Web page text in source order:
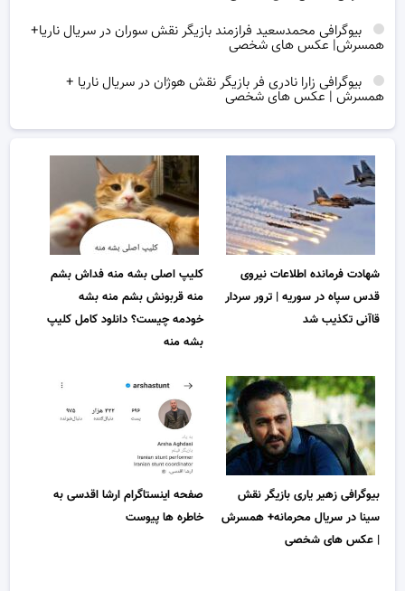
بیوگرافی محمدسعید فرازمند بازیگر نقش سوران در سریال ناریا+
همسرش| عکس های شخصی
بیوگرافی زارا نادری فر بازیگر نقش هوژان در سریال ناریا +
همسرش | عکس های شخصی
شهادت فرمانده اطلاعات نیروی
قدس سپاه در سوریه | ترور سردار
قاآنی تکذیب شد
کلیپ اصلی بشه منه فداش بشم
منه قربونش بشم منه بشه
خودمه چیست؟ دانلود کامل کلیپ
بشه منه
بیوگرافی زهیر یاری بازیگر نقش
سینا در سریال محرمانه+ همسرش
| عکس های شخصی
صفحه اینستاگرام ارشا اقدسی به
خاطره ها پیوست